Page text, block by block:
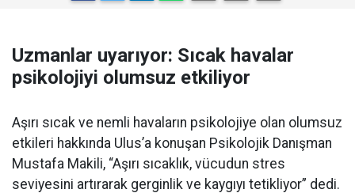
Uzmanlar uyarıyor: Sıcak havalar
psikolojiyi olumsuz etkiliyor
Aşırı sıcak ve nemli havaların psikolojiye olan olumsuz
etkileri hakkında Ulus’a konuşan Psikolojik Danışman
Mustafa Makili, “Aşırı sıcaklık, vücudun stres
seviyesini artırarak gerginlik ve kaygıyı tetikliyor” dedi.